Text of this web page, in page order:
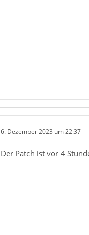
6. Dezember 2023 um 22:37
Der Patch ist vor 4